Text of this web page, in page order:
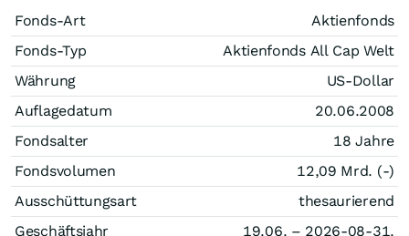
Fonds-Art
Aktienfonds
Fonds-Typ
Aktienfonds All Cap Welt
Währung
US-Dollar
Auflagedatum
20.06.2008
Fondsalter
18 Jahre
Fondsvolumen
12,09 Mrd. (-)
Ausschüttungsart
thesaurierend
Geschäftsjahr
19.06. – 2026-08-31.